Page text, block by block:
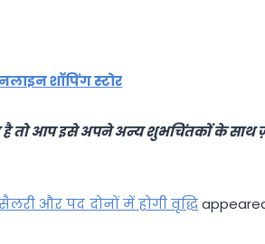
शॉपिंग स्टोर
है तो आप इसे अपने अन्य शुभचिंतकों के साथ
और पद दोनों में होगी वृद्धि